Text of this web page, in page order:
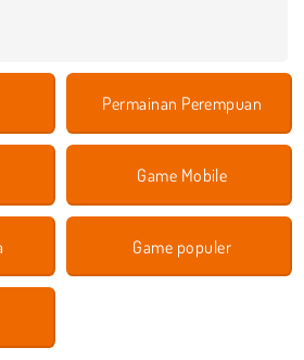
Permainan Perempuan
Game Mobile
Game populer